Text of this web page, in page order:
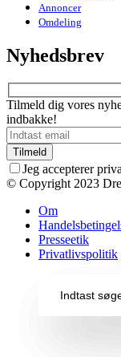
Annoncer
Omdeling
Nyhedsbrev
Tilmeld dig vores
indbakke!
Jeg accepterer
© Copyright 2023
Om
Presseetik
Privatlivspolitik